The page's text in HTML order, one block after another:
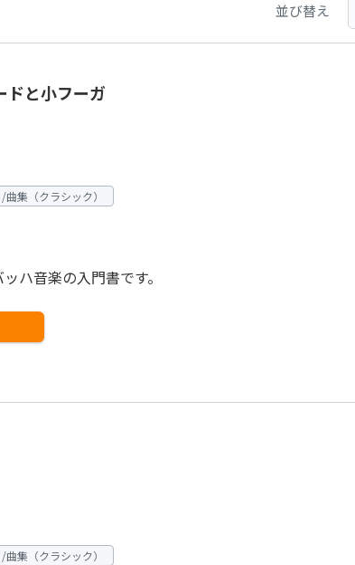
並び替え
ドと小フーガ
曲集（クラシック）
ハ音楽の入門書です。
曲集（クラシック）